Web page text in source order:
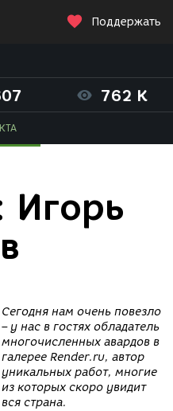
Поддержать
762 K
Сегодня нам очень повезло
– у нас в гостях обладатель
многочисленных авардов в
галерее Render.ru, автор
уникальных работ, многие
из которых скоро увидит
вся страна.